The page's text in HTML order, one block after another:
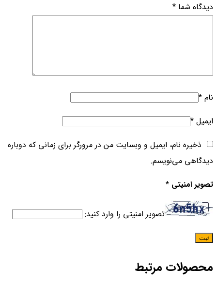
دیدگاه شما *
نام *
ایمیل *
ذخیره نام، ایمیل و وبسایت من در مرورگر برای زمانی که دوباره
دیدگاهی می‌نویسم.
تصویر امنیتی *
تصویر امنیتی را وارد کنید:
محصولات مرتبط